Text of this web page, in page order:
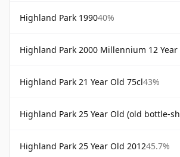
Highland Park 199040%
Highland Park 2000 Millennium 12 Year
Highland Park 21 Year Old 75cl43%
Highland Park 25 Year Old (old bottle-
Highland Park 25 Year Old 201245.7%